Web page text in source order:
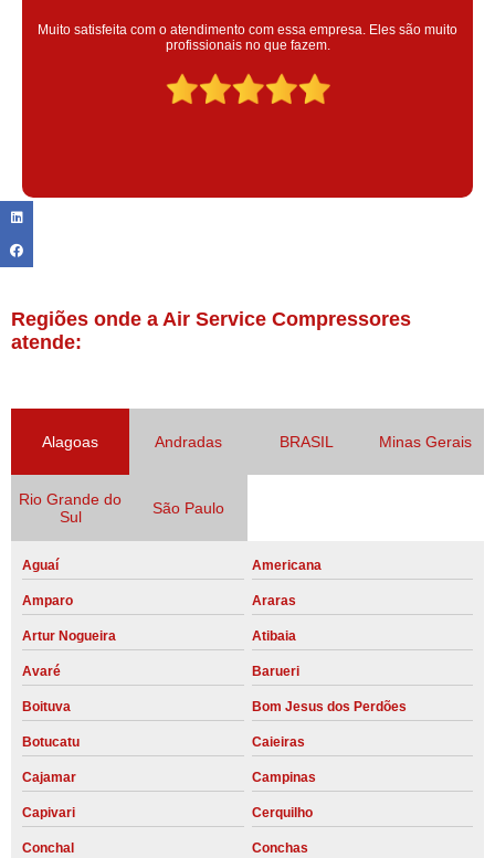
Super satisfeita com o serviço prestado, atendimento muito bom!
colaoradores educado e transparente, destaque para o colaborador
Claudinei excelente profissional!
Regiões onde a Air Service Compressores
atende:
Alagoas Andradas BRASIL Minas Gerais
Rio Grande do
Sul
São Paulo
Aguaí Americana
Amparo Araras
Artur Nogueira Atibaia
Avaré Barueri
Boituva Bom Jesus dos Perdões
Botucatu Caieiras
Cajamar Campinas
Capivari Cerquilho
Conchal Conchas